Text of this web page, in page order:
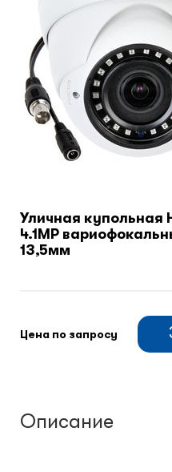
Системы
доступом
Сетевое
Защитные
Климатический
Уличная купольная
4.1MP
13,5мм
Цена по запросу
Описание